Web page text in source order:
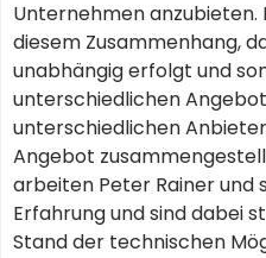
Unternehmen anzubieten.
diesem Zusammenhang,
unabhängig erfolgt und
unterschiedlichen
unterschiedlichen
Angebot
arbeiten Peter Rainer und
Erfahrung und sind dabei
Stand der technischen